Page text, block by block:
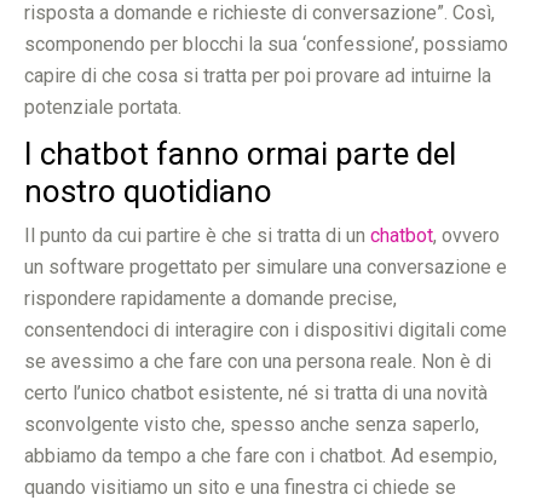
risposta a domande e richieste di conversazione”. Così,
scomponendo per blocchi la sua ‘confessione’, possiamo
capire di che cosa si tratta per poi provare ad intuirne la
potenziale portata.
I chatbot fanno ormai parte del
nostro quotidiano
Il punto da cui partire è che si tratta di un chatbot, ovvero
un software progettato per simulare una conversazione e
rispondere rapidamente a domande precise,
consentendoci di interagire con i dispositivi digitali come
se avessimo a che fare con una persona reale. Non è di
certo l’unico chatbot esistente, né si tratta di una novità
sconvolgente visto che, spesso anche senza saperlo,
abbiamo da tempo a che fare con i chatbot. Ad esempio,
quando visitiamo un sito e una finestra ci chiede se